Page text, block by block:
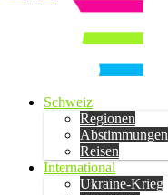
Schweiz
Regionen
Abstimmungen
Reisen
International
Ukraine-Krieg